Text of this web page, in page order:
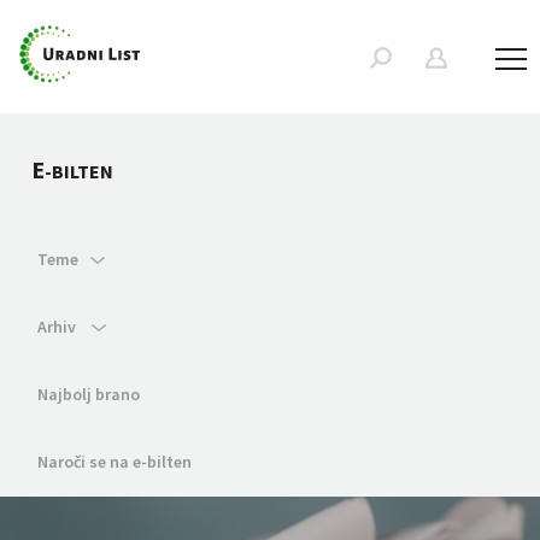
E-BILTEN
Teme
Arhiv
Najbolj brano
Naroči se na e-bilten